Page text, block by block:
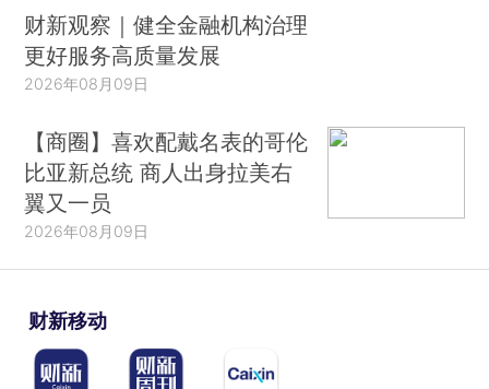
财新观察｜健全金融机构治理
更好服务高质量发展
2026年08月09日
【商圈】喜欢配戴名表的哥伦
比亚新总统 商人出身拉美右
翼又一员
2026年08月09日
财新移动